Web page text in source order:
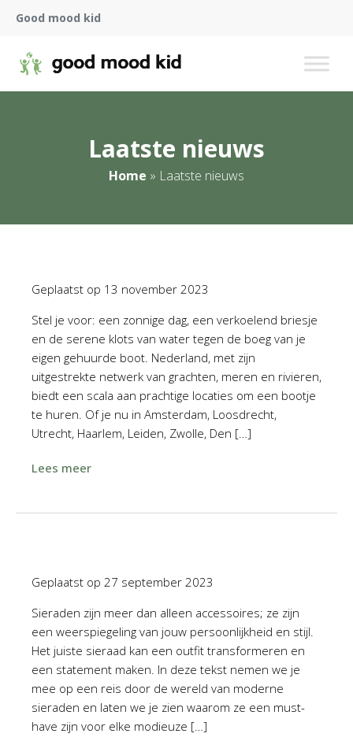
Good mood kid
Laatste nieuws
Home » Laatste nieuws
Geplaatst op 13 november 2023
Stel je voor: een zonnige dag, een verkoelend briesje
en de serene klots van water tegen de boeg van je
eigen gehuurde boot. Nederland, met zijn
uitgestrekte netwerk van grachten, meren en rivieren,
biedt een scala aan prachtige locaties om een bootje
te huren. Of je nu in Amsterdam, Loosdrecht,
Utrecht, Haarlem, Leiden, Zwolle, Den […]
Lees meer
Geplaatst op 27 september 2023
Sieraden zijn meer dan alleen accessoires; ze zijn
een weerspiegeling van jouw persoonlijkheid en stijl.
Het juiste sieraad kan een outfit transformeren en
een statement maken. In deze tekst nemen we je
mee op een reis door de wereld van moderne
sieraden en laten we je zien waarom ze een must-
have zijn voor elke modieuze […]